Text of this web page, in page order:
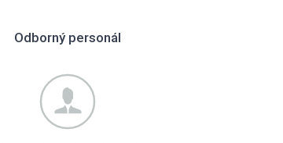
Odborný personál